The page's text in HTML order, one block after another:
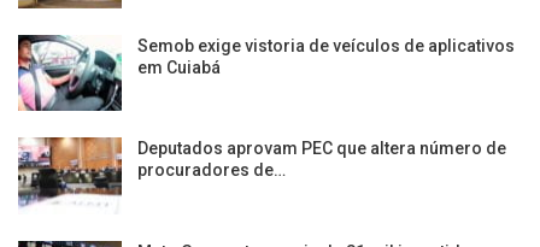
Semob exige vistoria de veículos de aplicativos
em Cuiabá
Deputados aprovam PEC que altera número de
procuradores de…